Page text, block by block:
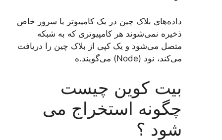
داده‌های بلاک چین در یک کامپیوتر یا سرور خاص
ذخیره نمی‌شوند هر کامپیوتری که به شبکه
متصل می‌شود و یک کپی از بلاک چین را دریافت
می‌کند، نود (Node) می‌گویند.ه
بیت کوین چیست
چگونه استخراج می
شود ؟